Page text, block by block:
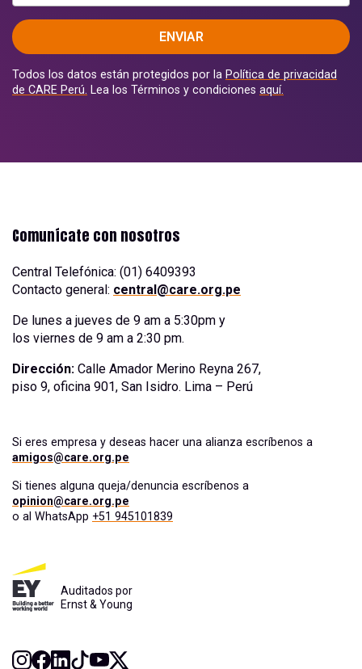
ENVIAR
Todos los datos están protegidos por la Política de privacidad
de CARE Perú.
Lea los Términos y condiciones aquí.
Comunícate con nosotros
Central Telefónica: (01) 6409393
Contacto general: central@care.org.pe
De lunes a jueves de 9 am a 5:30pm y
los viernes de 9 am a 2:30 pm.
Dirección: Calle Amador Merino Reyna 267,
piso 9, oficina 901, San Isidro. Lima – Perú
Si eres empresa y deseas hacer una alianza escríbenos a
amigos@care.org.pe
Si tienes alguna queja/denuncia escríbenos a
opinion@care.org.pe
o al WhatsApp +51 945101839
Auditados por
Ernst & Young